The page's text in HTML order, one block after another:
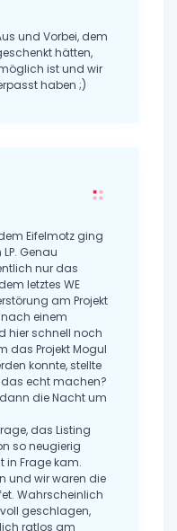
und Vorbei, dem
hätten,
ist und wir
haben ;)
Eifelmotz ging
Genau
nur das
letztes WE
am Projekt
einem
hier schnell noch
das Projekt Mogul
konnte, stellte
das echt machen?
die Nacht um
das Listing
so neugierig
Frage kam.
und wir waren die
Wahrscheinlich
geschlagen,
ratlos am